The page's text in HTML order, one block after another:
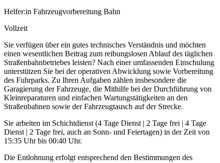
Helfer:in Fahrzeugvorbereitung Bahn
Vollzeit
Sie verfügen über ein gutes technisches Verständnis und möchten
einen wesentlichen Beitrag zum reibungslosen Ablauf des täglichen
Straßenbahnbetriebes leisten? Nach einer umfassenden Einschulung
unterstützen Sie bei der operativen Abwicklung sowie Vorbereitung
des Fuhrparks. Zu Ihren Aufgaben zählen insbesondere die
Garagierung der Fahrzeuge, die Mithilfe bei der Durchführung von
Kleinreparaturen und einfachen Wartungstätigkeiten an den
Straßenbahnen sowie der Fahrzeugtausch auf der Strecke.
Sie arbeiten im Schichtdienst (4 Tage Dienst | 2 Tage frei | 4 Tage
Dienst | 2 Tage frei, auch an Sonn- und Feiertagen) in der Zeit von
15:35 Uhr bis 00:40 Uhr.
Die Entlohnung erfolgt entsprechend den Bestimmungen des